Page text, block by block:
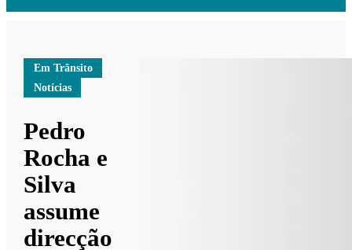
Em Trânsito
Notícias
Pedro
Rocha e
Silva
assume
direcção